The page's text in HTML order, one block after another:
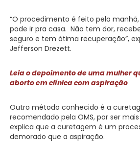
“O procedimento é feito pela
pode ir pra casa. Não tem dor,
seguro e tem ótima recuperação”,
Jefferson Drezett.
Leia o depoimento de uma mulher
aborto em clínica com aspiração
Outro método conhecido é a
recomendado pela OMS, por ser
explica que a curetagem é um
demorado que a aspiração.